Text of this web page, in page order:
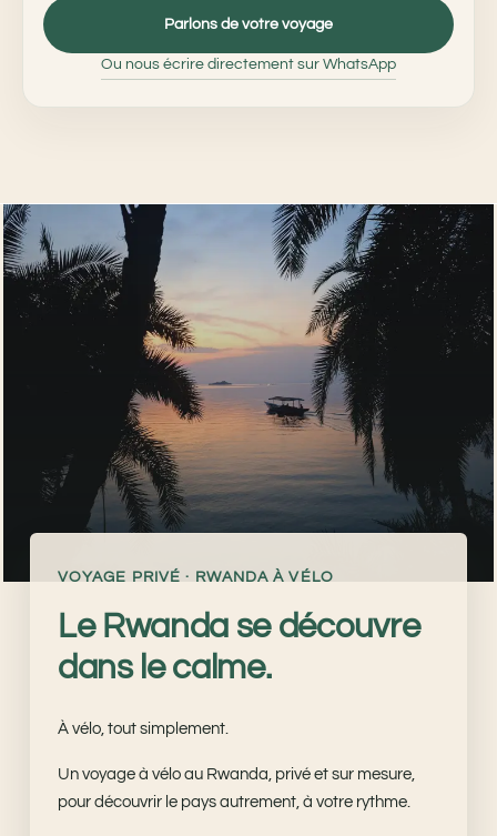
Parlons de votre voyage
Ou nous écrire directement sur WhatsApp
VOYAGE PRIVÉ · RWANDA À VÉLO
Le Rwanda se découvre
dans le calme.
À vélo, tout simplement.
Un voyage à vélo au Rwanda, privé et sur mesure,
pour découvrir le pays autrement, à votre rythme.